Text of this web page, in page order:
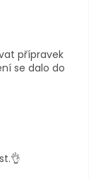
přípravek
se dalo do